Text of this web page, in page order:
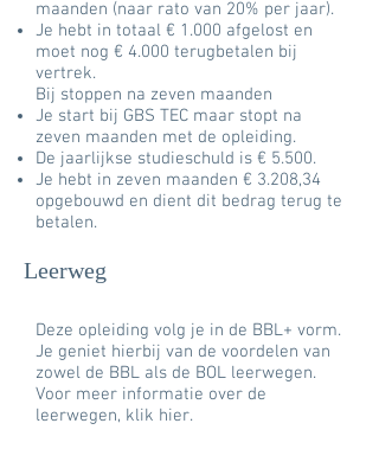
maanden (naar rato van 20% per jaar).
Je hebt in totaal € 1.000 afgelost en
moet nog € 4.000 terugbetalen bij
vertrek.
Bij stoppen na zeven maanden
Je start bij GBS TEC maar stopt na
zeven maanden met de opleiding.
De jaarlijkse studieschuld is € 5.500.
Je hebt in zeven maanden € 3.208,34
opgebouwd en dient dit bedrag terug te
betalen.
Leerweg
Deze opleiding volg je in de BBL+ vorm.
Je geniet hierbij van de voordelen van
zowel de BBL als de BOL leerwegen.
Voor meer informatie over de
leerwegen, klik hier.